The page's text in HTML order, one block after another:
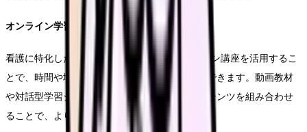
オンライン学習プラットフォーム
看護に特化したeラーニングシステムやオンライン講座を活用するこ
とで、時間や場所を問わず学習を進めることができます。動画教材
や対話型学習システムなど、様々な形式のコンテンツを組み合わせ
ることで、より効果的な学習が可能となります。